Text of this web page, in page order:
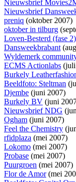
Nieuwsbrief
Nieuwsbrief
preniq (oktober 2007)
oktober in tilburg
Loven-Besterd (fase 2)
Dansweekbrabant
Wyldemerk
ECMS Actionlabs
Burkely
Beeldfoto: Steltman
Djembe (juni 2007)
Burkely BV (juni
Nieuwsbrief NDG
Ogham (juni 2007)
Feel the Chemistry
rfidplaza (mei 2007)
Lokomo (mei 2007)
Probase (mei 2007)
Puurgroen (mei 2007)
Flor de Amor(mei